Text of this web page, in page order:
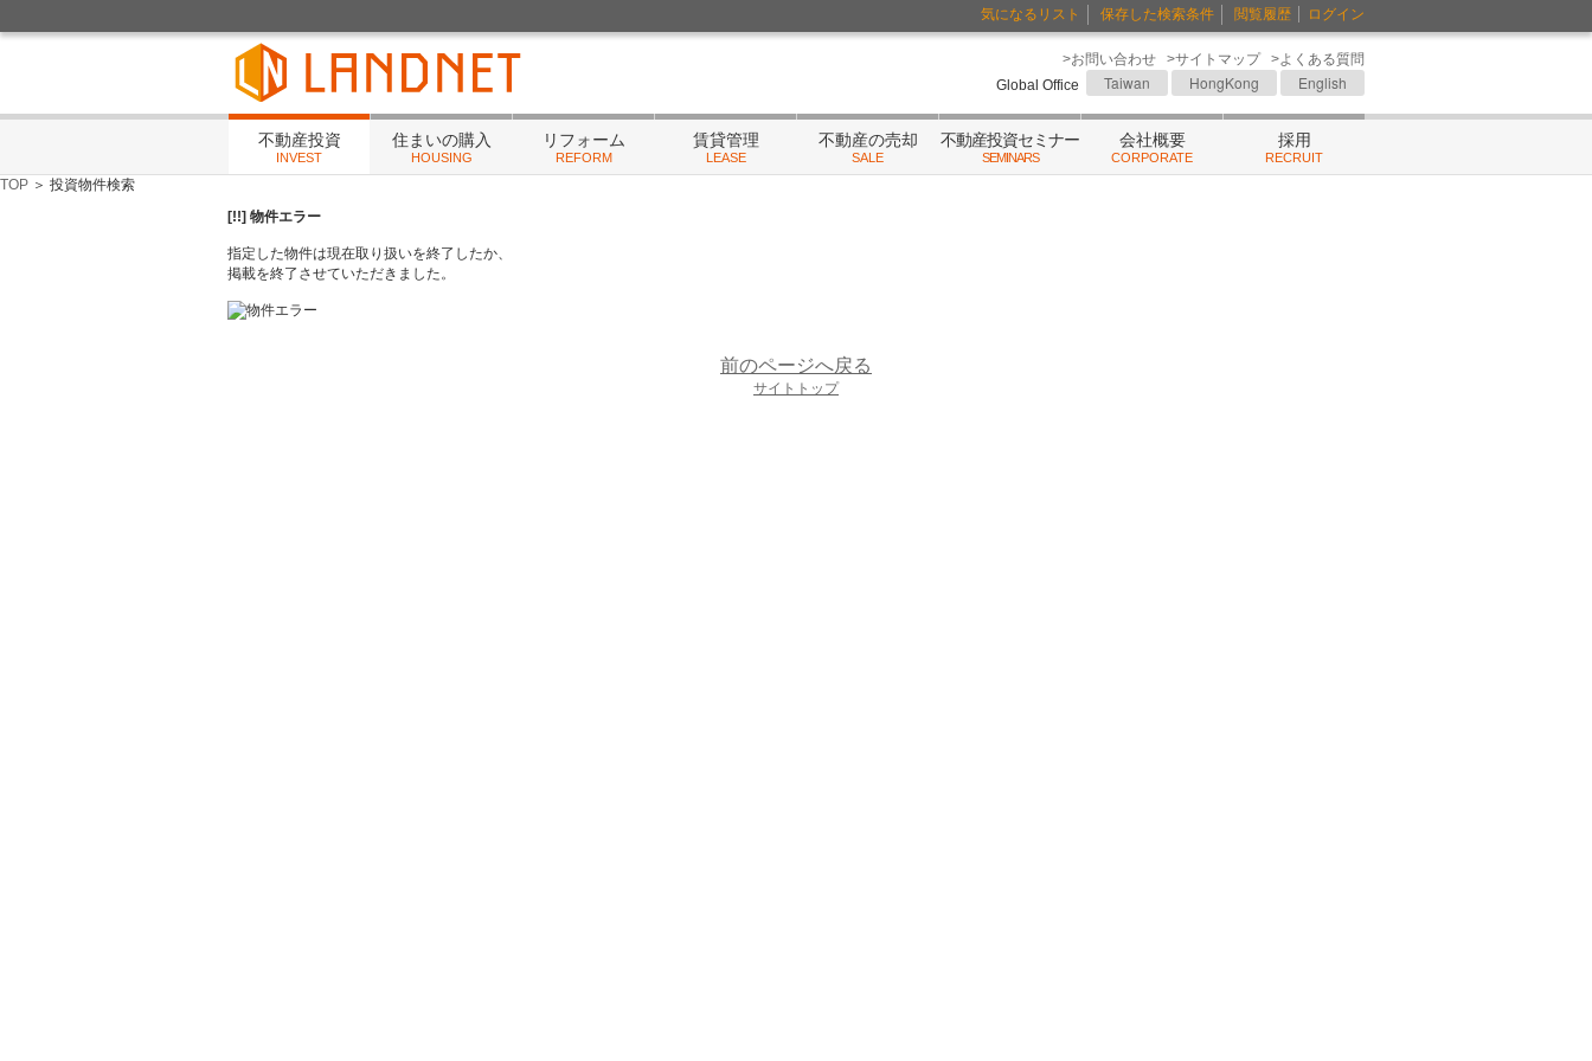
気になるリスト 保存した検索条件 閲覧履歴 ログイン
>お問い合わせ >サイトマップ
>よくある質問
Global Office
Taiwan HongKong English
不動産投資
INVEST
住まいの購入
HOUSING
リフォーム
REFORM
賃貸管理
LEASE
不動産の売却
SALE
不動産投資セミナー
SEMINARS
会社概要
CORPORATE
採用
RECRUIT
TOP ＞ 投資物件検索
[!!] 物件エラー
指定した物件は現在取り扱いを終了したか、
掲載を終了させていただきました。
前のページへ戻る
サイトトップ